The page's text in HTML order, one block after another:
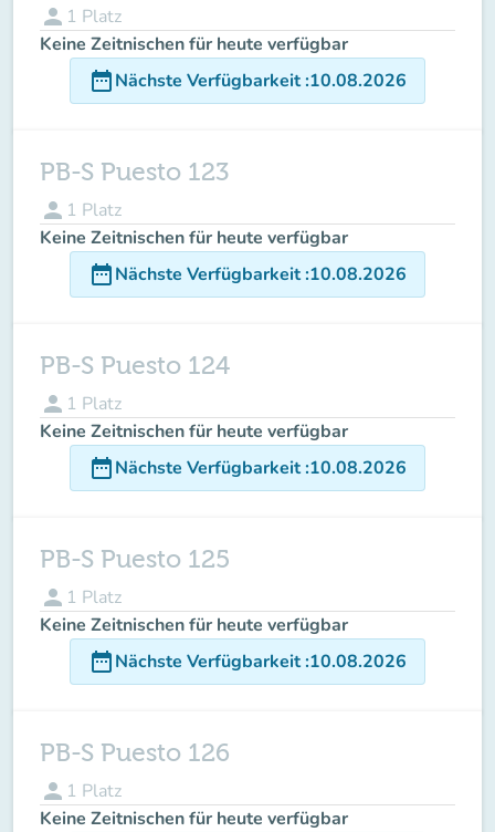
person 1 Platz
Keine Zeitnischen für heute verfügbar
date_rangeNächste Verfügbarkeit:10.08.2026
PB-S Puesto 123
person 1 Platz
Keine Zeitnischen für heute verfügbar
date_rangeNächste Verfügbarkeit:10.08.2026
PB-S Puesto 124
person 1 Platz
Keine Zeitnischen für heute verfügbar
date_rangeNächste Verfügbarkeit:10.08.2026
PB-S Puesto 125
person 1 Platz
Keine Zeitnischen für heute verfügbar
date_rangeNächste Verfügbarkeit:10.08.2026
PB-S Puesto 126
person 1 Platz
Keine Zeitnischen für heute verfügbar